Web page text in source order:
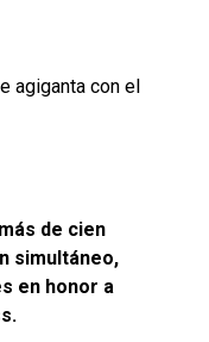
agiganta con el
de cien
simultáneo,
en honor a